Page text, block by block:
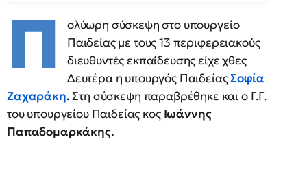
Π
ολύωρη σύσκεψη στο υπουργείο
Παιδείας με τους 13 περιφερειακούς
διευθυντές εκπαίδευσης είχε χθες
Δευτέρα η υπουργός ΠαιδείαςΣοφία
Ζαχαράκη.Στη σύσκεψη παραβρέθηκε και ο Γ.Γ.
του υπουργείου Παιδείας κοςΙωάννης
Παπαδομαρκάκης.